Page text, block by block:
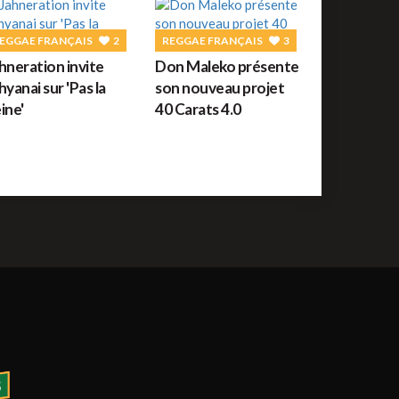
des festivals reggae : JUILLET 2026
56
du jour : War de Bob Marley
FRANÇAIS 2
invite
sur 'Pas la
REGGAE FRANÇAIS 3
Don Maleko présente
son nouveau projet
40 Carats 4.0